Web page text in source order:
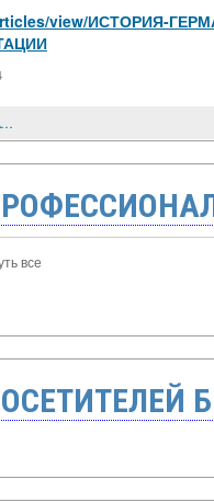
view/ИСТОРИЯ-
ПУГАЧЕВСКИЙ ПОЛКОВНИК ГАВРИЛА ЛИХАЧЕВ
все